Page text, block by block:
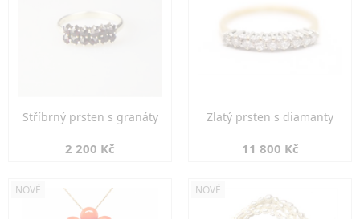
Stříbrný prsten s granáty
2 200 Kč
Zlatý prsten s diamanty
11 800 Kč
NOVÉ NOVÉ